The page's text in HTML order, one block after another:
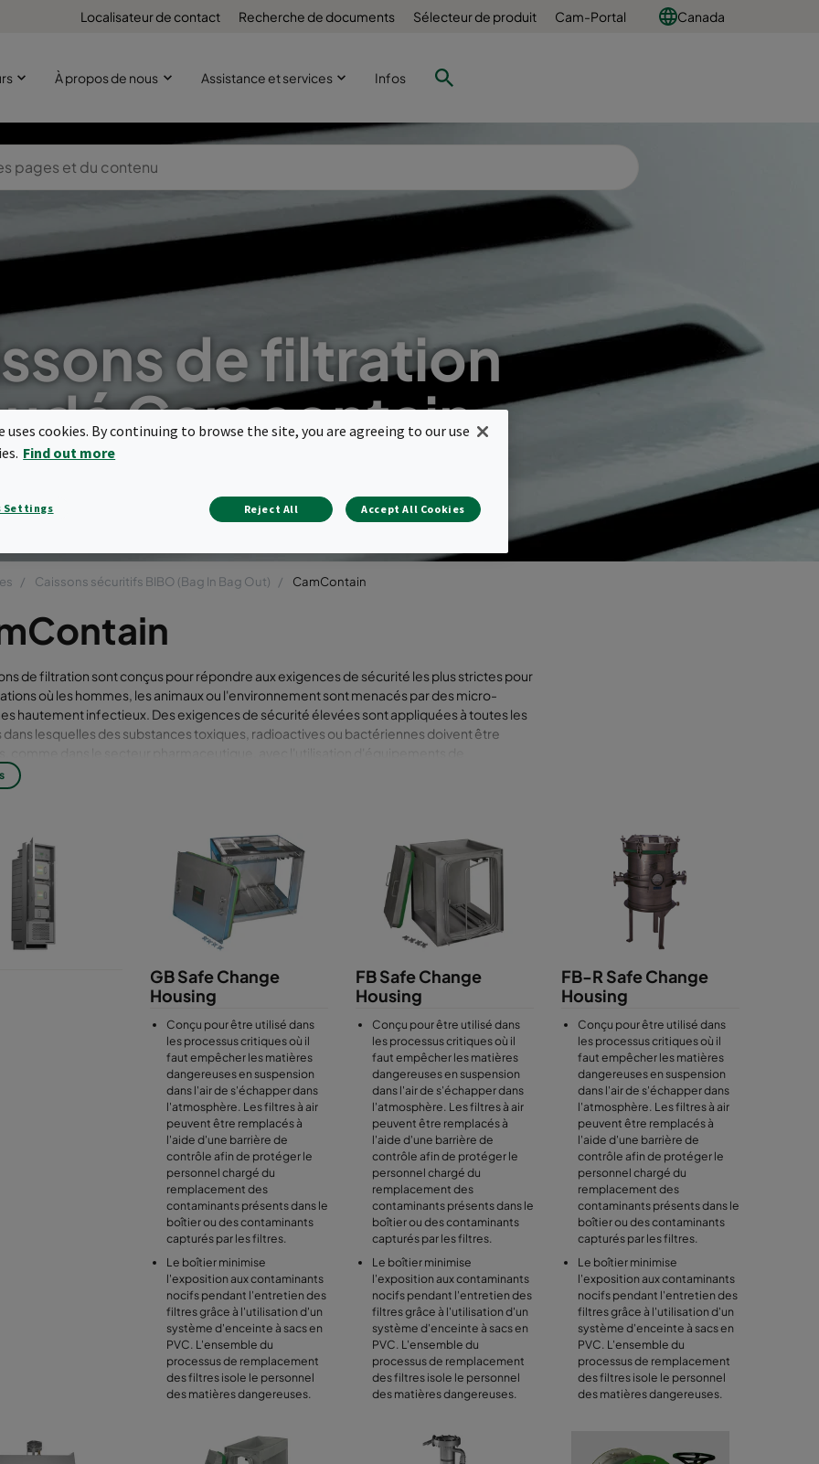
Localisateur de contact Recherche de documents Sélecteur de produit Cam-Portal Canada
À propos de nous Assistance et services Infos
de filtration
Camcontain
Caissons sécuritifs BIBO (Bag In Bag Out) CamContain
de filtration sont conçus pour répondre aux exigences de sécurité les plus strictes pour
où les hommes, les animaux ou l'environnement sont menacés par des micro-
hautement infectieux. Des exigences de sécurité élevées sont appliquées à toutes les
dans lesquelles des substances toxiques, radioactives ou bactériennes doivent être
comme dans le secteur pharmaceutique, avec l'utilisation d'équipements de
ainsi que dans les laboratoires BSL 3-4 et le génie nucléaire. Le caisson
est disponible avec un scanner intégré pour permettre le suivi complet de votre
Le caisson peut être équipé de connexions et d’appareils permettant une
sans danger pour les applications dans lesquelles des micro-organismes
doivent être filtrés (BSL 3-4). De plus, le système de remplacement des filtres garantit
supplémentaire à l'opérateur. Les caissons CamContain, en acier inoxydable, sont
étanches, ils résistent aux déformations et répondent aux exigences les plus
matière d'étanchéité, entre autres appliquées dans le secteur du nucléaire.
GB Safe Change
Housing
Conçu pour être utilisé dans
les processus critiques où il
faut empêcher les matières
dangereuses en suspension
dans l'air de s'échapper dans
l'atmosphère. Les filtres à air
peuvent être remplacés à
l'aide d'une barrière de
contrôle afin de protéger le
personnel chargé du
remplacement des
contaminants présents dans le
boîtier ou des contaminants
capturés par les filtres.
Le boîtier minimise
l'exposition aux contaminants
nocifs pendant l'entretien des
filtres grâce à l'utilisation d'un
système d'enceinte à sacs en
PVC. L'ensemble du
processus de remplacement
des filtres isole le personnel
des matières dangereuses.
FB Safe Change
Housing
Conçu pour être utilisé dans
les processus critiques où il
faut empêcher les matières
dangereuses en suspension
dans l'air de s'échapper dans
l'atmosphère. Les filtres à air
peuvent être remplacés à
l'aide d'une barrière de
contrôle afin de protéger le
personnel chargé du
remplacement des
contaminants présents dans le
boîtier ou des contaminants
capturés par les filtres.
Le boîtier minimise
l'exposition aux contaminants
nocifs pendant l'entretien des
filtres grâce à l'utilisation d'un
système d'enceinte à sacs en
PVC. L'ensemble du
processus de remplacement
des filtres isole le personnel
des matières dangereuses.
FB-R Safe Change
Housing
Conçu pour être utilisé dans
les processus critiques où il
faut empêcher les matières
dangereuses en suspension
dans l'air de s'échapper dans
l'atmosphère. Les filtres à air
peuvent être remplacés à
l'aide d'une barrière de
contrôle afin de protéger le
personnel chargé du
remplacement des
contaminants présents dans le
boîtier ou des contaminants
capturés par les filtres.
Le boîtier minimise
l'exposition aux contaminants
nocifs pendant l'entretien des
filtres grâce à l'utilisation d'un
système d'enceinte à sacs en
PVC. L'ensemble du
processus de remplacement
des filtres isole le personnel
des matières dangereuses.
uses cookies. By continuing to browse the site, you are agreeing to our use
Find out more
Settings Reject All Accept All Cookies